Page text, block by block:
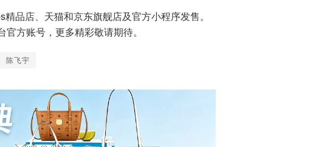
品店、天猫和京东旗舰店及官方小程序发售。
方账号，更多精彩敬请期待。
陈飞宇